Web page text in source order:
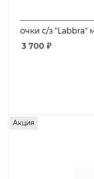
очки с/з "Labbra"
3 700 ₽
Акция